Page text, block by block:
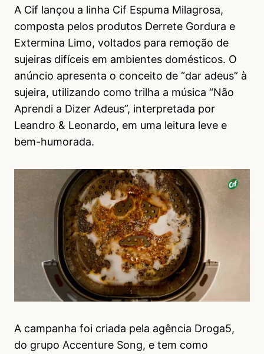
A Cif lançou a linha Cif Espuma Milagrosa,
composta pelos produtos Derrete Gordura e
Extermina Limo, voltados para remoção de
sujeiras difíceis em ambientes domésticos. O
anúncio apresenta o conceito de “dar adeus” à
sujeira, utilizando como trilha a música “Não
Aprendi a Dizer Adeus”, interpretada por
Leandro & Leonardo, em uma leitura leve e
bem-humorada.
A campanha foi criada pela agência Droga5,
do grupo Accenture Song, e tem como